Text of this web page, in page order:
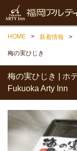
HOME 新着情報
梅の実ひじき
梅の実ひじき | ホ
Fukuoka Arty Inn